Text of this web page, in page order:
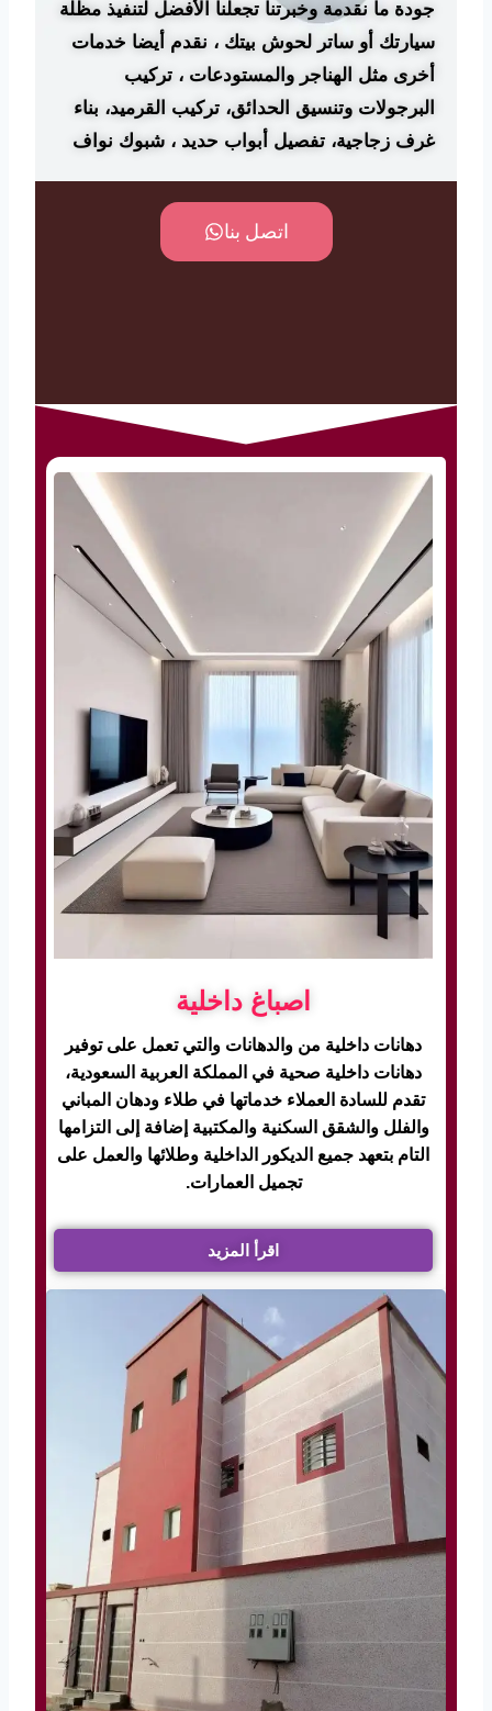
جودة ما نقدمة وخبرتنا تجعلنا الأفضل لتنفيذ مظلة
سيارتك أو ساتر لحوش بيتك ، نقدم أيضا خدمات
أخرى مثل الهناجر والمستودعات ، تركيب
البرجولات وتنسيق الحدائق، تركيب القرميد، بناء
غرف زجاجية، تفصيل أبواب حديد ، شبوك نواف
اتصل بنا
اصباغ داخلية
دهانات داخلية من والدهانات والتي تعمل على توفير
دهانات داخلية صحية في المملكة العربية السعودية،
تقدم للسادة العملاء خدماتها في طلاء ودهان المباني
والفلل والشقق السكنية والمكتبية إضافة إلى التزامها
التام بتعهد جميع الديكور الداخلية وطلائها والعمل على
تجميل العمارات.
اقرأ المزيد